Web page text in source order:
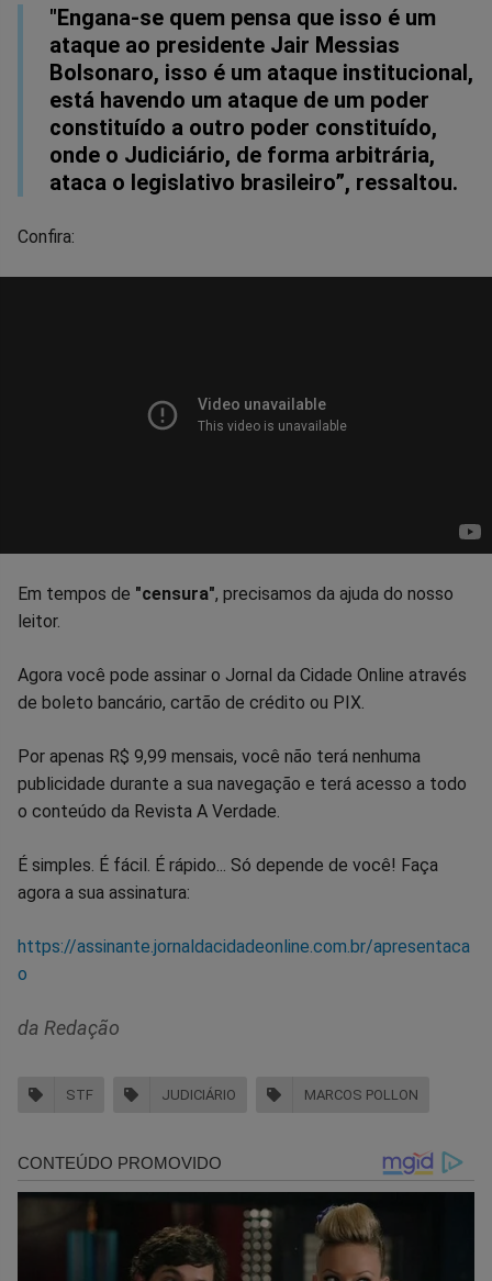
"Engana-se quem pensa que isso é um
ataque ao presidente Jair Messias
Bolsonaro, isso é um ataque institucional,
está havendo um ataque de um poder
constituído a outro poder constituído,
onde o Judiciário, de forma arbitrária,
ataca o legislativo brasileiro”, ressaltou.
Confira:
Em tempos de "censura", precisamos da ajuda do nosso
leitor.
Agora você pode assinar o Jornal da Cidade Online através
de boleto bancário, cartão de crédito ou PIX.
Por apenas R$ 9,99 mensais, você não terá nenhuma
publicidade durante a sua navegação e terá acesso a todo
o conteúdo da Revista A Verdade.
É simples. É fácil. É rápido... Só depende de você! Faça
agora a sua assinatura:
https://assinante.jornaldacidadeonline.com.br/apresentaca
o
da Redação
STF JUDICIÁRIO MARCOS POLLON